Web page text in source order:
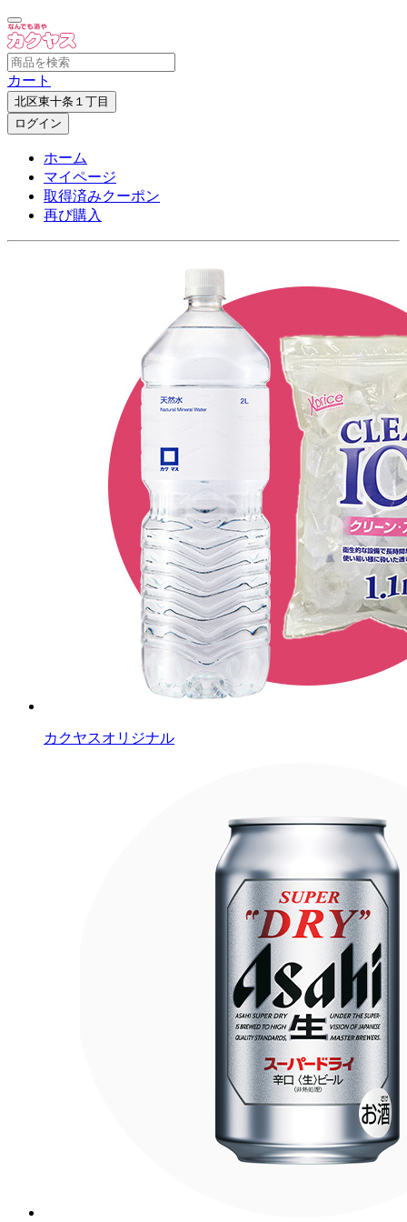
カート
北区東十条１丁目
ログイン
ホーム
マイページ
取得済みクーポン
再び購入
カクヤスオリジナル